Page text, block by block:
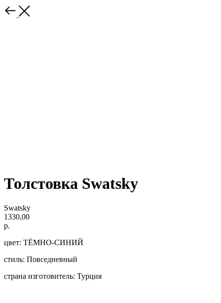
Толстовка Swatsky
Swatsky
1330,00
р.
цвет: ТЁМНО-СИНИЙ
стиль: Повседневный
страна изготовитель: Турция